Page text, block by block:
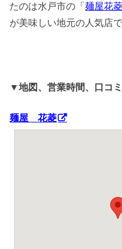
たのは水戸市の「麺屋花菱
が美味しい地元の人気店で
▼地図、営業時間、口コ
麺屋 花菱